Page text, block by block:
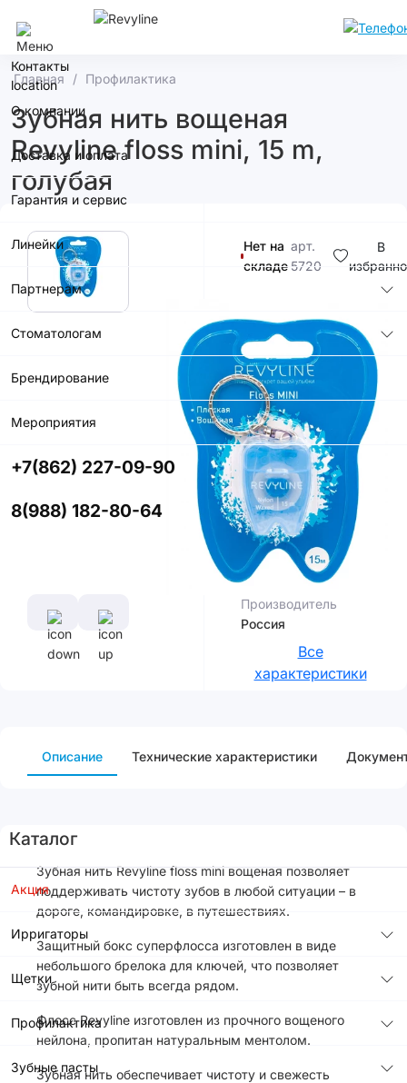
Контакты
О компании
Доставка и оплата
Гарантия и сервис
Линейки
Партнерам
Стоматологам
Брендирование
Мероприятия
+7(862) 227-09-90
8(988) 182-80-64
Каталог
Акция
Ирригаторы
Щетки
Профилактика
Зубные пасты
Главная Профилактика
Зубная нить вощеная
Revyline floss mini, 15 m,
голубая
Нет на
складе
арт.
5720
В
290р.
Купить в
приложении
со скидкой
Цвет
Характеристики
Производитель
Россия
Все
характеристики
Описание Технические характеристики
Зубная нить Revyline floss mini вощеная позволяет
поддерживать чистоту зубов в любой ситуации – в
дороге, командировке, в путешествиях.
Защитный бокс суперфлосса изготовлен в виде
небольшого брелока для ключей, что позволяет
зубной нити быть всегда рядом.
Флосс Revyline изготовлен из прочного вощеного
нейлона, пропитан натуральным ментолом.
Зубная нить обеспечивает чистоту и свежесть